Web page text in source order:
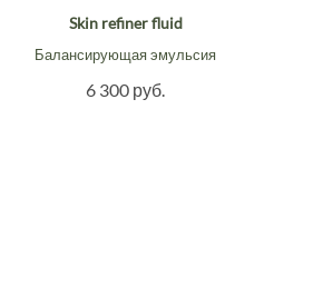
Skin refiner fluid
Балансирующая эмульсия
6 300 руб.